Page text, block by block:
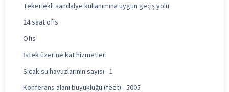
Tekerlekli sandalye kullanımına uygun geçiş yolu
24 saat ofis
Ofis
İstek üzerine kat hizmetleri
Sıcak su havuzlarının sayısı - 1
Konferans alanı büyüklüğü (feet) - 5005